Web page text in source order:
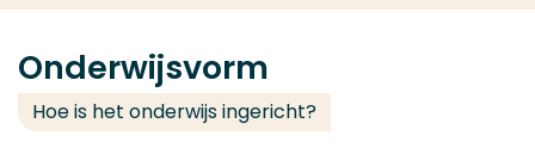
Onderwijsvorm
Hoe is het onderwijs ingericht?